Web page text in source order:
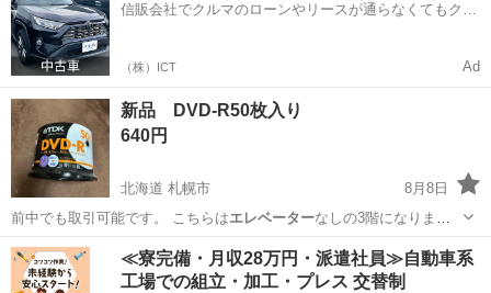
信販会社でクルマのローンやリースが通らなくてもクル
（株）ICT Ad
新品 DVD-R50枚入り
640円
北海道 札幌市
8月8日
前中でも取引可能です。 こちらはエレベーターなしの3階になりま
す。 1階まで運…
北海道 札幌市 DVD/ブルーレイ
≪寮完備・月収28万円・派遣社員≫自動車系
工場での組立・加工・プレス 交替制